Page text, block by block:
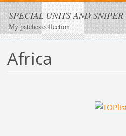
SPECIAL UNITS AND SNIPER
My patches collection
Africa